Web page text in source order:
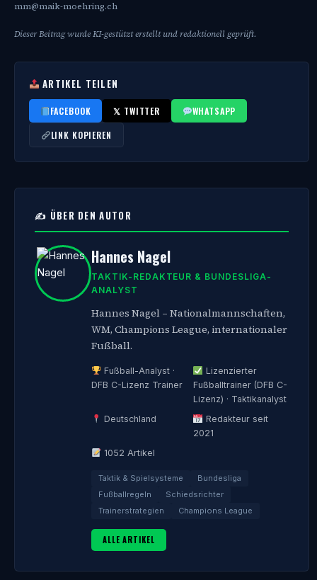
mm@maik-moehring.ch
Dieser Beitrag wurde KI-gestützt erstellt und redaktionell geprüft.
ARTIKEL TEILEN
FACEBOOK 𝕏 TWITTER
WHATSAPP
LINK KOPIEREN
✍️ ÜBER DEN AUTOR
Hannes Nagel
TAKTIK-REDAKTEUR & BUNDESLIGA-
ANALYST
Hannes Nagel – Nationalmannschaften,
WM, Champions League, internationaler
Fußball.
Fußball-Analyst ·
DFB C-Lizenz Trainer
Lizenzierter
Fußballtrainer (DFB C-
Lizenz) · Taktikanalyst
Deutschland
Redakteur seit
2021
1052 Artikel
Taktik & Spielsysteme
Bundesliga
Fußballregeln
Schiedsrichter
Trainerstrategien
Champions League
ALLE ARTIKEL